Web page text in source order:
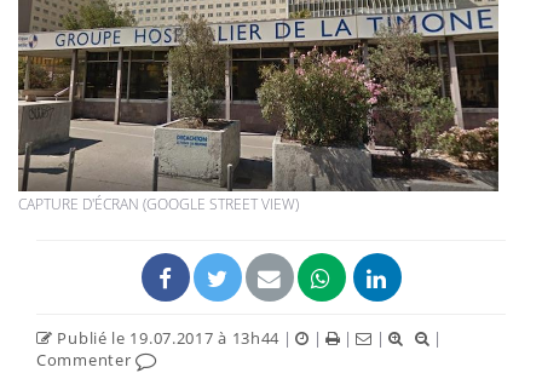
CAPTURE D'ÉCRAN (GOOGLE STREET VIEW)
Publié le 19.07.2017 à 13h44 | | | |
|
Commenter